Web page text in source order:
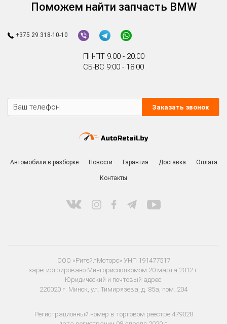
Поможем найти запчасть BMW
+375 29 318-10-10
ПН-ПТ 9:00 - 20:00
СБ-ВС 9:00 - 18:00
Заказать звонок
Автомобили в разборке Новости Гарантия Доставка Оплата
Контакты
ООО «РитейлМоторс» УНП 191477517
зарегистрировано Мингорисполкомом 20 марта 2012 г.
Юридический и почтовый адрес:
220020 г. Минск, ул. Тимирязева, д. 85а, пом. 204
Регистрационный номер в торговом реестре 479028